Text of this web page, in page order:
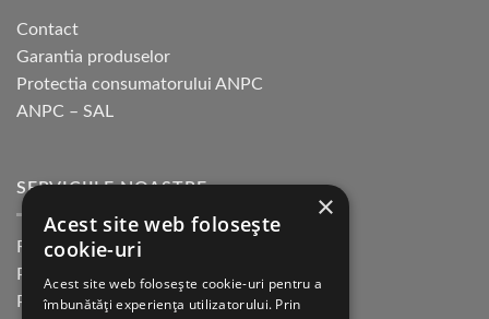
Contact
Garantia produselor
Protectia consumatorului ANPC
ANPC – SAL
SERVICIILE NOASTRE
Returnare in 30 de zile
Plata cu cardul Guerrilla
Plata in rate fara dobanda
×
Acest site web folosește
cookie-uri
Acest site web folosește cookie-uri pentru a
îmbunătăți experiența utilizatorului. Prin